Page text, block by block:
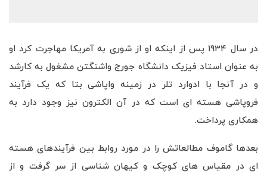
در سال ۱۹۳۴ پس از اینکه او از شوری به آمریکا مهاجرت کرد او
به عنوان استاد فیزیک دانشگاه جورج واشنگتن مشغول به کارشد
و در آنجا با ادوارد تلر در زمینه واپاشی بتا که یک فرآیند
فروپاشی هسته ای است که در آن الکترون نیز وجود دارد به
همکاری پرداخت.
بعدها گاموف مطالعاتش را در مورد روابط بین فرآیندهای هسته
ای در مقیاس های کوچک و کیهان شناسی از سر گرفت و از